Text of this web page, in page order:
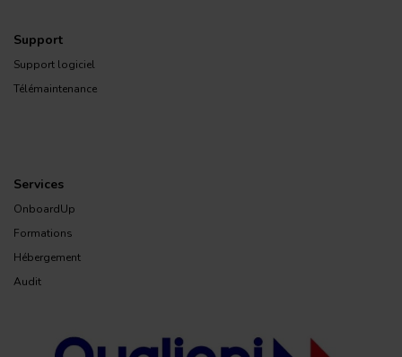
Support
Support logiciel
Télémaintenance
Services
OnboardUp
Formations
Hébergement
Audit